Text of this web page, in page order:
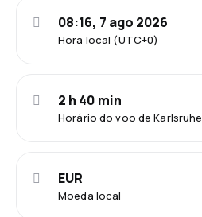
Hora local (UTC+0)
08:16, 7 ago 2026
Horário do voo de Karlsruhe
2 h 40 min
Moeda local
EUR